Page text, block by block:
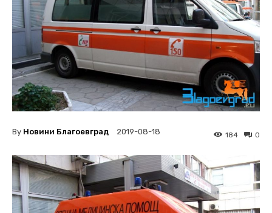
By Новини Благоевград 2019-08-18 0
184